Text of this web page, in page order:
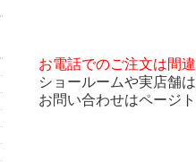
お電話でのご注文は間
ショールームや実店舗
お問い合わせはページ